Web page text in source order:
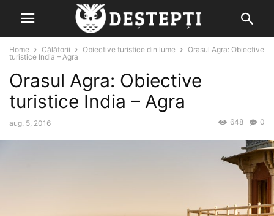
Home Călătorii Obiective turistice din lume
Orasul Agra: Obiective
turistice India – Agra
Orasul Agra: Obiective
turistice India – Agra
aug. 5, 2016 0
648